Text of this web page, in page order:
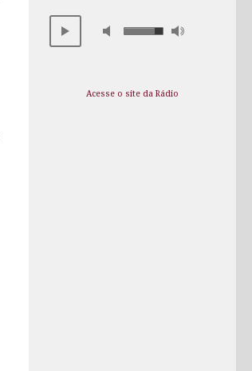
Acesse o site da Rádio